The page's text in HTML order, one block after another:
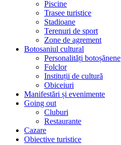
Piscine
Trasee turistice
Stadioane
Terenuri de sport
Zone de agrement
Botosaniul cultural
Personalități botoșănene
Folclor
Instituții de cultură
Obiceiuri
Manifestări și evenimente
Going out
Cluburi
Restaurante
Cazare
Obiective turistice